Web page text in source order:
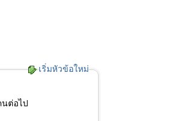
เริ่มหัวข้อใหม่
ต่อไป